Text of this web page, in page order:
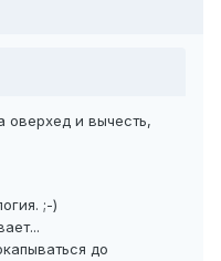
оверхед и вычесть,
;-)
до